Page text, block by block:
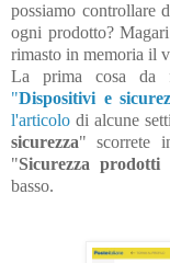
possiamo controllare
ogni prodotto?
rimasto in memoria il
La prima cosa da
"Dispositivi e
l'articolo di alcune
sicurezza" scorrete
"Sicurezza prodotti
basso.